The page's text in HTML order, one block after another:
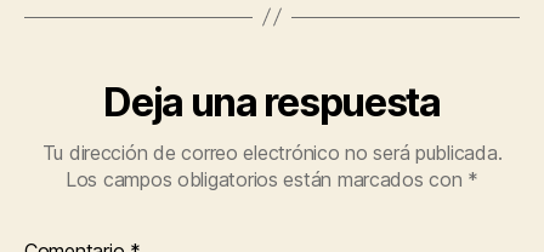
Deja una respuesta
Tu dirección de correo electrónico no será publicada.
Los campos obligatorios están marcados con *